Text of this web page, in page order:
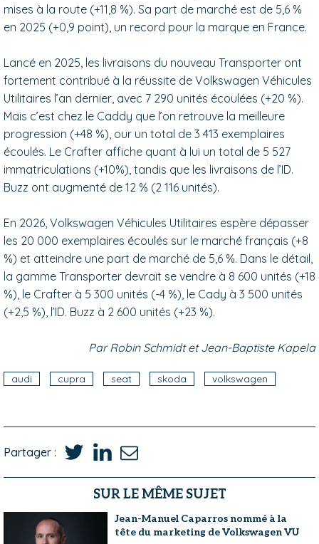
mises à la route (+11,8 %). Sa part de marché est de 5,6 %
en 2025 (+0,9 point), un record pour la marque en France.
Lancé en 2025, les livraisons du nouveau Transporter ont
fortement contribué à la réussite de Volkswagen Véhicules
Utilitaires l’an dernier, avec 7 290 unités écoulées (+20 %).
Mais c’est chez le Caddy que l’on retrouve la meilleure
progression (+48 %), our un total de 3 413 exemplaires
écoulés. Le Crafter affiche quant à lui un total de 5 527
immatriculations (+10%), tandis que les livraisons de l’ID.
Buzz ont augmenté de 12 % (2 116 unités).
En 2026, Volkswagen Véhicules Utilitaires espère dépasser
les 20 000 exemplaires écoulés sur le marché français (+8
%) et atteindre une part de marché de 5,6 %. Dans le détail,
la gamme Transporter devrait se vendre à 8 600 unités (+18
%), le Crafter à 5 300 unités (-4 %), le Cady à 3 500 unités
(+2,5 %), l’ID. Buzz à 2 600 unités (+23 %).
Par Robin Schmidt et Jean-Baptiste Kapela
audi cupra seat skoda volkswagen
Partager :
SUR LE MÊME SUJET
Jean-Manuel Caparros nommé à la
tête du marketing de Volkswagen VU